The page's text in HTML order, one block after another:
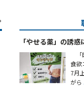
「やせる薬」の誘惑
「
食欲
7月
がら